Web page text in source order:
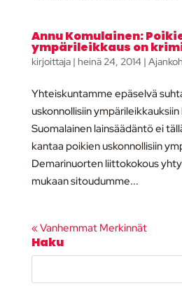
Annu Komulainen:
ympärileikkaus on
kirjoittaja | heinä 24, 2014|
Yhteiskuntamme epäselvä
uskonnollisiin
Suomalainen lainsäädäntö ei
kantaa poikien uskonnollisiin
Demarinuorten liittokokous
mukaan sitoudumme...
« Vanhemmat Merkinnät
Haku